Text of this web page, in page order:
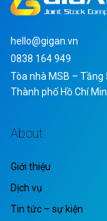
hello@gigan.vn
0838 164 949
Tòa nhà MSB – Tầng
Thành phố Hồ Chí
About
Giới thiệu
Dịch vụ
Tin tức – sự kiện